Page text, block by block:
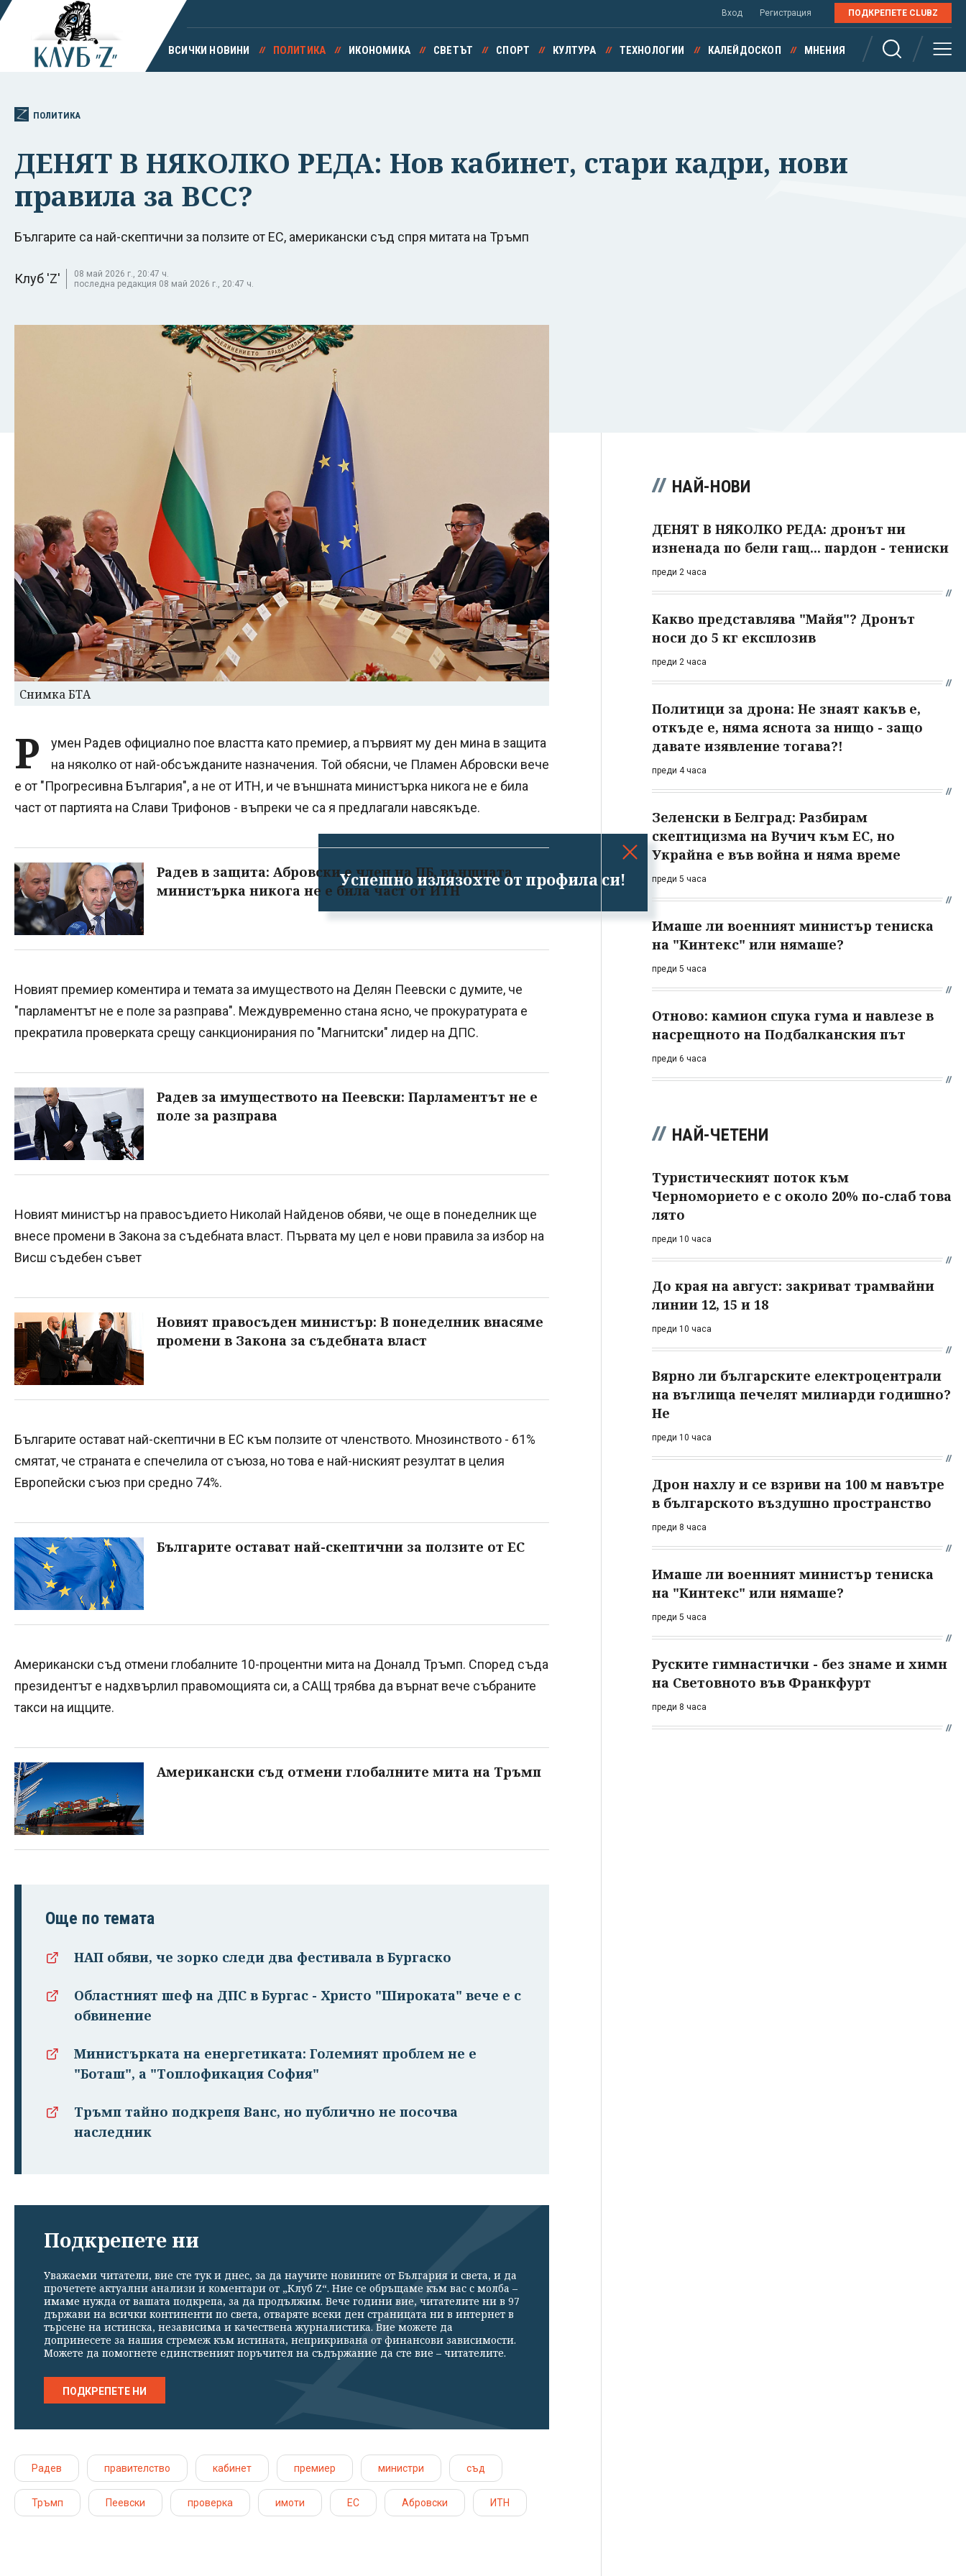
Успешно излязохте от профила си!
Вход Регистрация ПОДКРЕПЕТЕ CLUBZ
ВСИЧКИ НОВИНИ ПОЛИТИКА ИКОНОМИКА СВЕТЪТ СПОРТ КУЛТУРА ТЕХНОЛОГИИ КАЛЕЙДОСКОП МНЕНИЯ
ПОЛИТИКА
ДЕНЯТ В НЯКОЛКО РЕДА: Нов кабинет, стари кадри, нови
правила за ВСС?
​​​​​​​Българите са най-скептични за ползите от ЕС, американски съд спря митата на Тръмп
Клуб 'Z'
08 май 2026 г., 20:47 ч.
последна редакция 08 май 2026 г., 20:47 ч.
Снимка БТА
Р
умен Радев официално пое властта като премиер, а първият му ден мина в защита
на няколко от най-обсъжданите назначения. Той обясни, че Пламен Абровски вече
е от "Прогресивна България", а не от ИТН, и че външната министърка никога не е била
част от партията на Слави Трифонов - въпреки че са я предлагали навсякъде.
Радев в защита: Абровски е член на ПБ, външната
министърка никога не е била част от ИТН
Новият премиер коментира и темата за имуществото на Делян Пеевски с думите, че
"парламентът не е поле за разправа". Междувременно стана ясно, че прокуратурата е
прекратила проверката срещу санкционирания по "Магнитски" лидер на ДПС.
Радев за имуществото на Пеевски: Парламентът не е
поле за разправа
Новият министър на правосъдието Николай Найденов обяви, че още в понеделник ще
внесе промени в Закона за съдебната власт. Първата му цел е нови правила за избор на
Висш съдебен съвет
Новият правосъден министър: В понеделник внасяме
промени в Закона за съдебната власт
Българите остават най-скептични в ЕС към ползите от членството. Мнозинството - 61%
смятат, че страната е спечелила от съюза, но това е най-ниският резултат в целия
Европейски съюз при средно 74%.
Българите остават най-скептични за ползите от ЕС
Американски съд отмени глобалните 10-процентни мита на Доналд Тръмп. Според съда
президентът е надхвърлил правомощията си, а САЩ трябва да върнат вече събраните
такси на ищците.
Американски съд отмени глобалните мита на Тръмп
Още по темата
НАП обяви, че зорко следи два фестивала в Бургаско
Областният шеф на ДПС в Бургас - Христо "Широката" вече е с
обвинение
Министърката на енергетиката: Големият проблем не е
"Боташ", а "Топлофикация София"
Тръмп тайно подкрепя Ванс, но публично не посочва
наследник
Подкрепете ни
Уважаеми читатели, вие сте тук и днес, за да научите новините от България и света, и да
прочетете актуални анализи и коментари от „Клуб Z“. Ние се обръщаме към вас с молба –
имаме нужда от вашата подкрепа, за да продължим. Вече години вие, читателите ни в 97
държави на всички континенти по света, отваряте всеки ден страницата ни в интернет в
търсене на истинска, независима и качествена журналистика. Вие можете да
допринесете за нашия стремеж към истината, неприкривана от финансови зависимости.
Можете да помогнете единственият поръчител на съдържание да сте вие – читателите.
ПОДКРЕПЕТЕ НИ
Радев правителство кабинет премиер министри съд
Тръмп Пеевски проверка имоти ЕС Абровски ИТН
НАЙ-НОВИ
ДЕНЯТ В НЯКОЛКО РЕДА: дронът ни
изненада по бели гащ... пардон - тениски
преди 2 часа
Какво представлява "Майя"? Дронът
носи до 5 кг експлозив
преди 2 часа
Политици за дрона: Не знаят какъв е,
откъде е, няма яснота за нищо - защо
давате изявление тогава?!
преди 4 часа
Зеленски в Белград: Разбирам
скептицизма на Вучич към ЕС, но
Украйна е във война и няма време
преди 5 часа
Имаше ли военният министър тениска
на "Кинтекс" или нямаше?
преди 5 часа
Отново: камион спука гума и навлезе в
насрещното на Подбалканския път
преди 6 часа
НАЙ-ЧЕТЕНИ
Туристическият поток към
Черноморието е с около 20% по-слаб това
лято
преди 10 часа
До края на август: закриват трамвайни
линии 12, 15 и 18
преди 10 часа
Вярно ли българските електроцентрали
на въглища печелят милиарди годишно?
Не
преди 10 часа
Дрон нахлу и се взриви на 100 м навътре
в българското въздушно пространство
преди 8 часа
Имаше ли военният министър тениска
на "Кинтекс" или нямаше?
преди 5 часа
Руските гимнастички - без знаме и химн
на Световното във Франкфурт
преди 8 часа